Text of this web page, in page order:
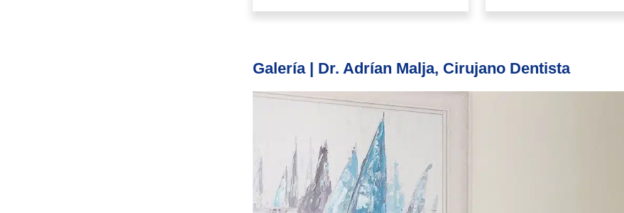
Galería | Dr. Adrían Malja, Cirujano Dentista